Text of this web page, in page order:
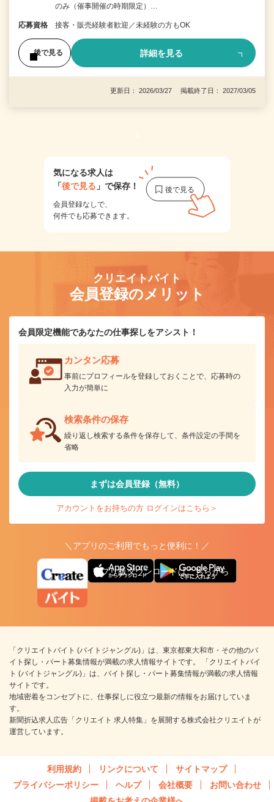
のみ（催事開催の時期限定）…
応募資格 接客・販売経験者歓迎／未経験の方もOK
後で見る 詳細を見る
更新日： 2026/03/27 掲載終了日： 2027/03/05
1
気になる求人は
「後で見る 」で保存！
会員登録なしで、
何件でも応募できます。
クリエイトバイト
会員登録のメリット
会員限定機能であなたの仕事探しをアシスト！
カンタン応募
事前にプロフィールを登録しておくことで、応募時の
入力が簡単に
検索条件の保存
繰り返し検索する条件を保存して、条件設定の手間を
省略
まずは会員登録（無料）
アカウントをお持ちの方 ログインはこちら＞
＼アプリのご利用でもっと便利に！／
アプリ版ダウンロードはこちらから
「クリエイトバイト (バイトジャングル)」は、東京都東大和市・その他のバ
イト探し・パート募集情報が満載の求人情報サイトです。 「クリエイトバイ
ト (バイトジャングル)」は、バイト探し・パート募集情報が満載の求人情報
サイトです。
地域密着をコンセプトに、仕事探しに役立つ最新の情報をお届けしていま
す。
新聞折込求人広告「クリエイト 求人特集」を展開する株式会社クリエイトが
運営しています。
利用規約 リンクについて
サイトマップ
プライバシーポリシー
ヘルプ 会社概要
お問い合わせ